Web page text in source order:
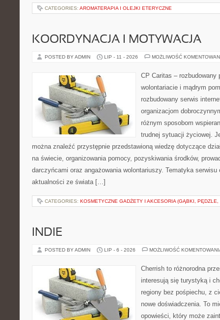
CATEGORIES: AROMATERAPIA I OLEJKI ETERYCZNE
KOORDYNACJA I MOTYWACJA
POSTED BY ADMIN LIP - 11 - 2026 MOŻLIWOŚĆ
CP Caritas – rozbudowany
wolontariacie i mądrym
rozbudowany serwis
organizacjom
różnym sposobom
trudnej sytuacji życiowej.
można znaleźć przystępnie przedstawioną wiedzę dotyczące
na świecie, organizowania pomocy, pozyskiwania środków,
darczyńcami oraz angażowania wolontariuszy. Tematyka
aktualności ze świata […]
CATEGORIES: KOSMETYCZNE GADŻETY I AKCESORIA (GĄBKI, PĘDZLE,
INDIE
POSTED BY ADMIN LIP - 6 - 2026 MOŻLIWOŚĆ
Cherrish to różnorodna
interesują się turystyką i
regiony bez pośpiechu, z
nowe doświadczenia. To
opowieści, który może